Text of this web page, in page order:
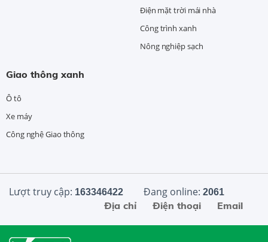
Điện mặt trời mái nhà
Công trình xanh
Nông nghiệp sạch
Giao thông xanh
Ô tô
Xe máy
Công nghệ Giao thông
Lượt truy cập: 163346422 Đang online: 2061
Email
Điện thoại
Địa chỉ